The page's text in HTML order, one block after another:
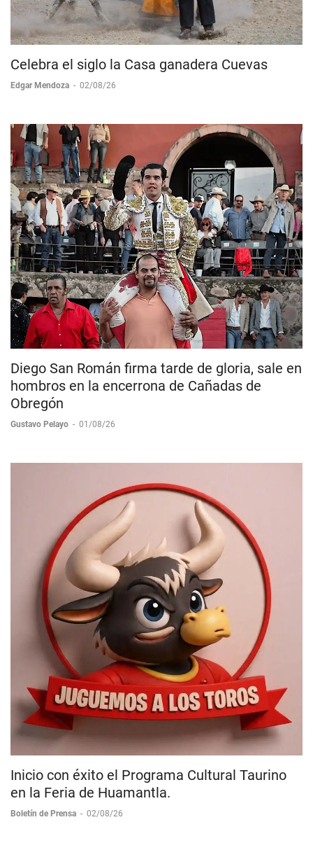
Celebra el siglo la Casa ganadera Cuevas
Edgar Mendoza - 02/08/26
Diego San Román firma tarde de gloria, sale en
hombros en la encerrona de Cañadas de
Obregón
Gustavo Pelayo - 01/08/26
Inicio con éxito el Programa Cultural Taurino
en la Feria de Huamantla.
Boletín de Prensa - 02/08/26